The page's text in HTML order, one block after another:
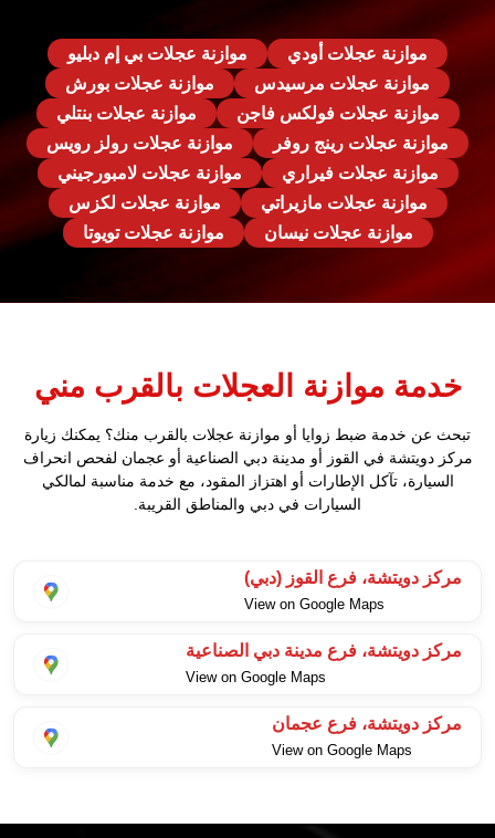
موازنة عجلات أودي
موازنة عجلات بي إم دبليو
موازنة عجلات مرسيدس
موازنة عجلات بورش
موازنة عجلات فولكس فاجن
موازنة عجلات بنتلي
موازنة عجلات رينج روفر
موازنة عجلات رولز رويس
موازنة عجلات فيراري
موازنة عجلات لامبورجيني
موازنة عجلات مازيراتي
موازنة عجلات لكزس
موازنة عجلات نيسان
موازنة عجلات تويوتا
خدمة موازنة العجلات بالقرب مني
تبحث عن خدمة ضبط زوايا أو موازنة عجلات بالقرب منك؟ يمكنك زيارة
مركز دويتشة في القوز أو مدينة دبي الصناعية أو عجمان لفحص انحراف
السيارة، تآكل الإطارات أو اهتزاز المقود، مع خدمة مناسبة لمالكي
السيارات في دبي والمناطق القريبة.
مركز دويتشة، فرع القوز (دبي)
View on Google Maps
مركز دويتشة، فرع مدينة دبي الصناعية
View on Google Maps
مركز دويتشة، فرع عجمان
View on Google Maps